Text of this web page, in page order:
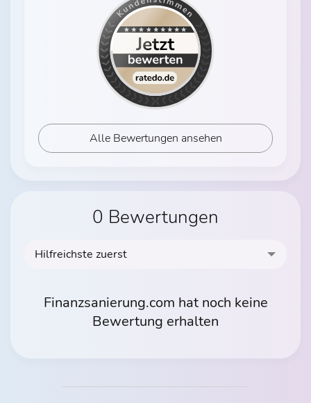
Alle Bewertungen ansehen
0 Bewertungen
Hilfreichste zuerst
Finanzsanierung.com hat noch keine
Bewertung erhalten